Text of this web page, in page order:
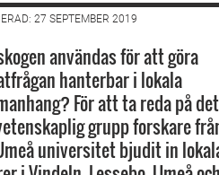
27 SEPTEMBER 2019
användas för att göra
hanterbar i lokala
För att ta reda på
grupp forskare
universitet bjudit in